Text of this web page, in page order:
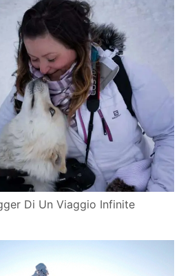
Di Un Viaggio Infinite